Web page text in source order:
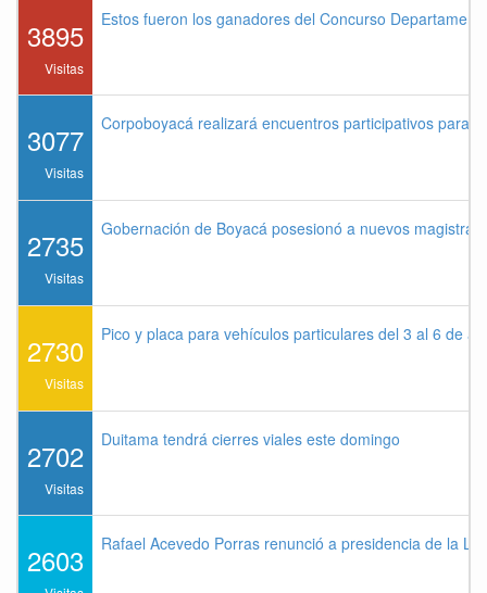
3895
Visitas
Estos fueron los ganadores del Concurso
3077
Visitas
Corpoboyacá realizará encuentros participativos para
2735
Visitas
Gobernación de Boyacá posesionó a nuevos
2730
Visitas
Pico y placa para vehículos particulares del 3 al 6 de
2702
Visitas
Duitama tendrá cierres viales este domingo
2603 Rafael Acevedo Porras renunció a presidencia de la